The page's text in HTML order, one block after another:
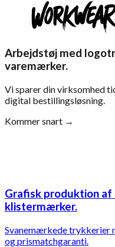
Arbejdstøj med
varemærker.
Vi sparer din virksomhed
digital bestillingsløsning.
Kommer snart →
Grafisk produktion
klistermærker.
Svanemærkede trykkerier
og prismatchgaranti.